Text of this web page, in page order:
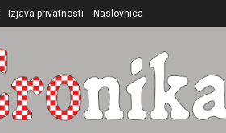
Izjava privatnosti Naslovnica